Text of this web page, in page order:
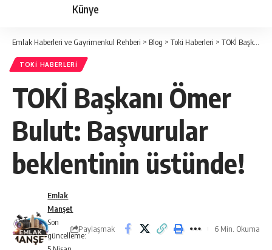
Künye
Emlak Haberleri ve Gayrimenkul Rehberi > Blog > Toki Haberleri > TOKİ Başkanı Ömer Bulut: Başvurular beklentinin üstünde!
TOKI HABERLERI
TOKİ Başkanı Ömer
Bulut: Başvurular
beklentinin üstünde!
Son
güncelleme:
Emlak
Manşet
Paylaşmak 6 Min. Okuma